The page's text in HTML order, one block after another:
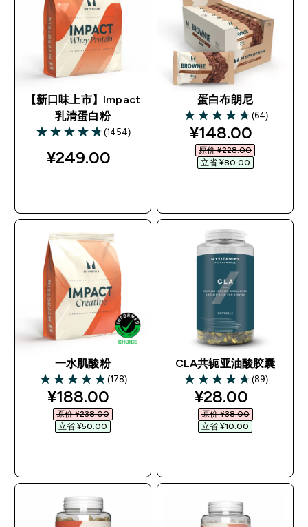
【新口味上市】Impact
乳清蛋白粉
4.75 out of 5 stars
(1454)
¥249.00‎
蛋白布朗尼
4.69 out of 5 stars
(64)
discounted
¥148.00‎
原价 ¥228.00‎
立省 ¥80.00‎
一水肌酸粉
4.84 out of 5 stars
(178)
discounted price
¥188.00‎
原价 ¥238.00‎
立省 ¥50.00‎
CLA共轭亚油酸胶囊
4.72 out of 5 stars
(89)
discounted
¥28.00‎
原价 ¥38.00‎
立省 ¥10.00‎